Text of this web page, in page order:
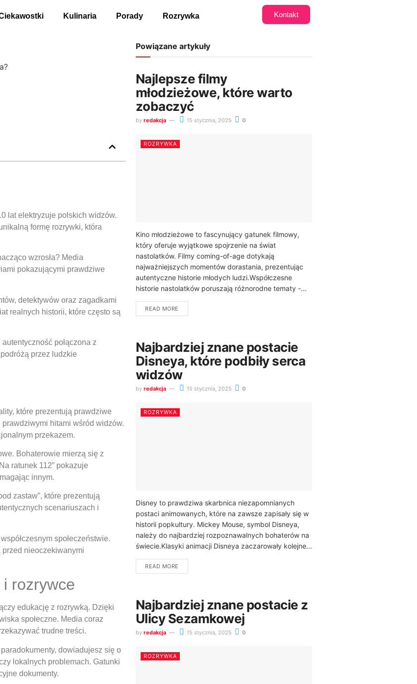
Kulinaria Porady Rozrywka Kontakt
lat elektryzuje polskich widzów.
formę rozrywki, która
wzrosła? Media
pokazującymi prawdziwe
detektywów oraz zagadkami
realnych historii, które często są
połączona z
przez ludzkie
które prezentują prawdziwe
prawdziwymi hitami wśród widzów.
przekazem.
Bohaterowie mierzą się z
ratunek 112” pokazuje
innym.
zastaw”, które prezentują
scenariuszach i
społeczeństwie.
przed nieoczekiwanymi
rozrywce
edukację z rozrywką. Dzięki
społeczne. Media coraz
trudne treści.
dowiadujesz się o
lokalnych problemach. Gatunki
dokumenty.
Powiązane artykuły
Najlepsze filmy
młodzieżowe, które warto
zobaczyć
by redakcja 15 stycznia, 2025 0
ROZRYWKA
Kino młodzieżowe to fascynujący gatunek filmowy,
który oferuje wyjątkowe spojrzenie na świat
nastolatków. Filmy coming-of-age dotykają
najważniejszych momentów dorastania, prezentując
autentyczne historie młodych ludzi.Współczesne
historie nastolatków poruszają różnorodne tematy -...
READ MORE
Najbardziej znane postacie
Disneya, które podbiły serca
widzów
by redakcja 15 stycznia, 2025 0
ROZRYWKA
Disney to prawdziwa skarbnica niezapomnianych
postaci animowanych, które na zawsze zapisały się w
historii popkultury. Mickey Mouse, symbol Disneya,
należy do najbardziej rozpoznawalnych bohaterów na
świecie.Klasyki animacji Disneya zaczarowały kolejne...
READ MORE
Najbardziej znane postacie z
Ulicy Sezamkowej
by redakcja 15 stycznia, 2025 0
ROZRYWKA